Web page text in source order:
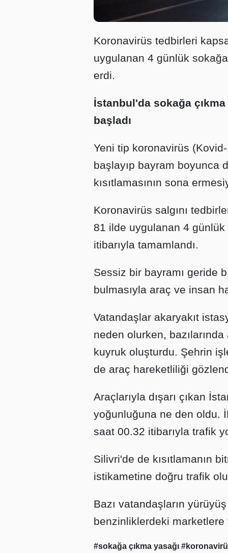
Koronavirüs tedbirleri
uygulanan 4 günlük
erdi.
İstanbul'da sokağa
başladı
Yeni tip koronavirüs
başlayıp bayram boyunca
kısıtlamasının sona
Koronavirüs salgını
81 ilde uygulanan 4 günlük
itibarıyla tamamlandı.
Sessiz bir bayramı geride
bulmasıyla araç ve insan
Vatandaşlar akaryakıt
neden olurken,
kuyruk oluşturdu. Şehrin
de araç hareketliliği
Araçlarıyla dışarı çıkan
yoğunluğuna ne den oldu.
saat 00.32 itibarıyla trafik
Silivri'de de kısıtlamanın
istikametine doğru trafik
Bazı vatandaşların yürüyüş
benzinliklerdeki
#sokağa çıkma yasağı